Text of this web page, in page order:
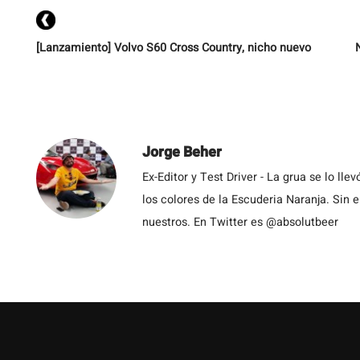
[Lanzamiento] Volvo S60 Cross Country, nicho nuevo
Jorge Beher
Ex-Editor y Test Driver - La grua se lo
los colores de la Escuderia Naranja. Sin
nuestros. En Twitter es @absolutbeer